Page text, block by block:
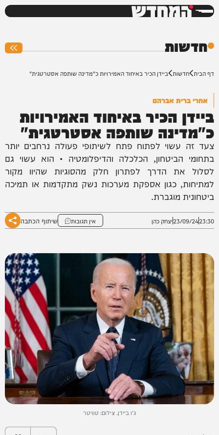
המחדש
חדשות
דף הבית חדשות ביידן הכיר באיחוד האמירויות כ"מדינה שותפה אסטרטגית"
אחרי ברית אברהם
ביידן הכיר באיחוד האמירויות
כ"מדינה שותפה אסטרטגית"
צעד זה עשוי לפתוח פתח לשיתופי פעולה נרחבים יותר
בתחומי הביטחון, הכלכלה והדיפלומטיה • הוא עשוי גם
לסלול את הדרך לפתרון חלק מהסוגיות שהיוו מקור
למתיחות, כגון אספקת מערכות נשק מתקדמות או תמיכה
ביטחונית מוגברת.
23:30
23/09/24יצחק כהן אין תגובות שיתוף הכתבה
ג'ו ביידן. צילום: טוויטר